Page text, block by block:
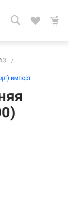
/
импорт